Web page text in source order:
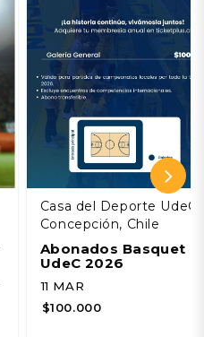
Casa del Deporte UdeC,
Concepción, Chile
Abonados Basquet
UdeC 2026
11 MAR
$100.000